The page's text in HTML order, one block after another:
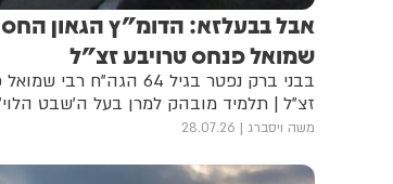
אבל בבעלזא: הדומ"ץ הגאון
שמואל פנחס טרויבע זצ"ל
בבני ברק נפטר בגיל 64 הגה"ח
זצ"ל | תלמיד מובהק למרן בעל ה'שבט
משה ויסברג 28.07.26